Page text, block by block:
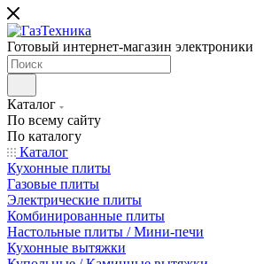
Готовый интернет-магазин электроники
Каталог
По всему сайту
По каталогу
Каталог
Кухонные плиты
Газовые плиты
Электрические плиты
Комбинированные плиты
Настольные плиты / Мини-печи
Кухонные вытяжки